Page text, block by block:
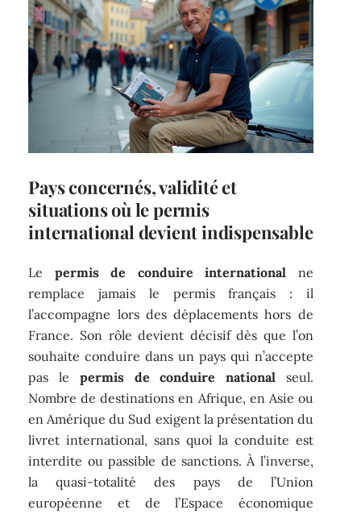
Pays concernés, validité et
situations où le permis
international devient indispensable
Le permis de conduire international ne
remplace jamais le permis français : il
l’accompagne lors des déplacements hors de
France. Son rôle devient décisif dès que l’on
souhaite conduire dans un pays qui n’accepte
pas le permis de conduire nationalseul.
Nombre de destinations en Afrique, en Asie ou
en Amérique du Sud exigent la présentation du
livret international, sans quoi la conduite est
interdite ou passible de sanctions. À l’inverse,
la quasi-totalité des pays de l’Union
européenne et de l’Espace économique